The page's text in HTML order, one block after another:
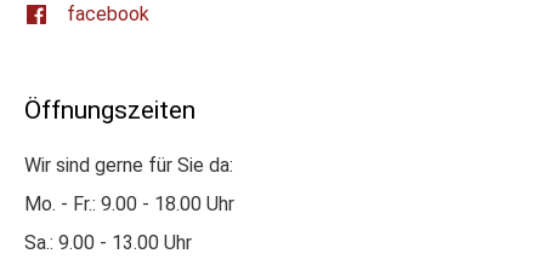
facebook
Öffnungszeiten
Wir sind gerne für Sie da:
Mo. - Fr.: 9.00 - 18.00 Uhr
Sa.: 9.00 - 13.00 Uhr